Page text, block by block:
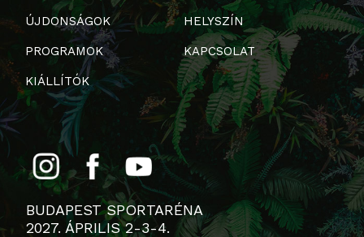
ÚJDONSÁGOK
PROGRAMOK
KIÁLLÍTÓK
HELYSZÍN
KAPCSOLAT
BUDAPEST SPORTARÉNA
2027. ÁPRILIS 2-3-4.